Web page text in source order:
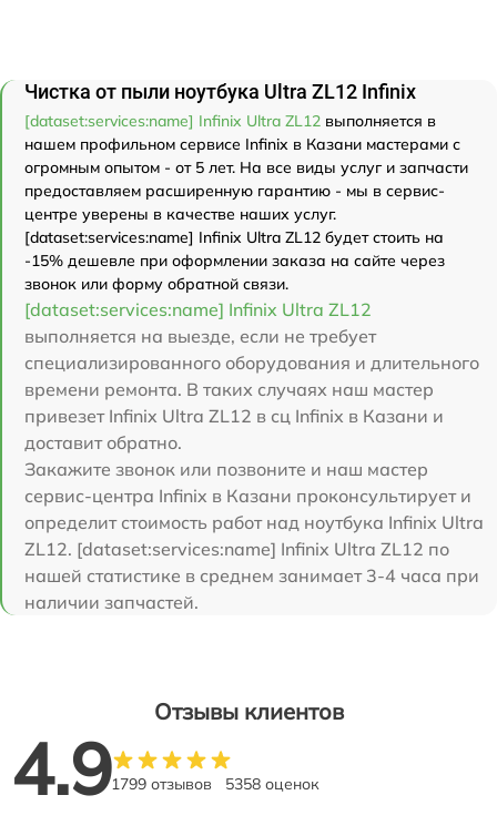
Чистка от пыли ноутбука Ultra ZL12 Infinix
[dataset:services:name] Infinix Ultra ZL12 выполняется в
нашем профильном сервисе Infinix в Казани мастерами с
огромным опытом - от 5 лет. На все виды услуг и запчасти
предоставляем расширенную гарантию - мы в сервис-
центре уверены в качестве наших услуг.
[dataset:services:name] Infinix Ultra ZL12 будет стоить на
-15% дешевле при оформлении заказа на сайте через
звонок или форму обратной связи.
[dataset:services:name] Infinix Ultra ZL12
выполняется на выезде, если не требует
специализированного оборудования и длительного
времени ремонта. В таких случаях наш мастер
привезет Infinix Ultra ZL12 в сц Infinix в Казани и
доставит обратно.
Закажите звонок или позвоните и наш мастер
сервис-центра Infinix в Казани проконсультирует и
определит стоимость работ над ноутбука Infinix Ultra
ZL12. [dataset:services:name] Infinix Ultra ZL12 по
нашей статистике в среднем занимает 3-4 часа при
наличии запчастей.
Отзывы клиентов
4.91799 отзывов 5358 оценок